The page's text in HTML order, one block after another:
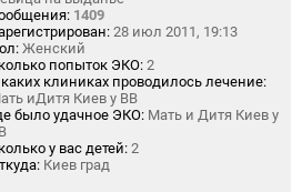
1409
28 июл 2011, 19:13
Женский
попыток ЭКО: 2
клиниках проводилось лечение:
иДитя Киев у ВВ
было удачное ЭКО: Мать и Дитя Киев у
у вас детей: 2
Киев град